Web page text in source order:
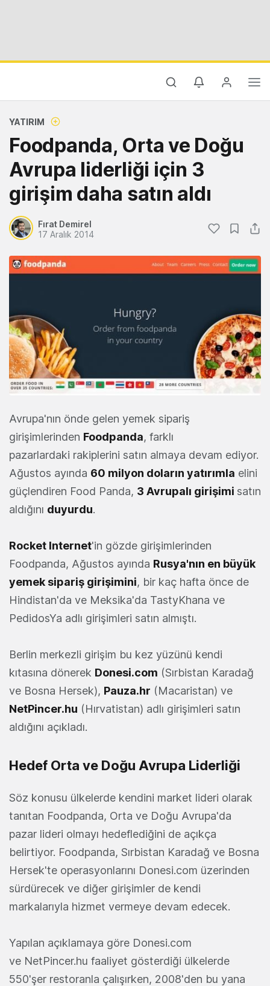
YATIRIM
Foodpanda, Orta ve Doğu
Avrupa liderliği için 3
girişim daha satın aldı
Fırat Demirel
17 Aralık 2014
Avrupa'nın önde gelen yemek sipariş
girişimlerinden Foodpanda, farklı
pazarlardaki rakiplerini satın almaya devam ediyor.
Ağustos ayında 60 milyon doların yatırımla elini
güçlendiren Food Panda, 3 Avrupalı girişimi satın
aldığını duyurdu.
Rocket Internet'in gözde girişimlerinden
Foodpanda, Ağustos ayında Rusya'nın en büyük
yemek sipariş girişimini, bir kaç hafta önce de
Hindistan'da ve Meksika'da TastyKhana ve
PedidosYa adlı girişimleri satın almıştı.
Berlin merkezli girişim bu kez yüzünü kendi
kıtasına dönerek Donesi.com (Sırbistan Karadağ
ve Bosna Hersek), Pauza.hr (Macaristan) ve
NetPincer.hu (Hırvatistan) adlı girişimleri satın
aldığını açıkladı.
Hedef Orta ve Doğu Avrupa Liderliği
Söz konusu ülkelerde kendini market lideri olarak
tanıtan Foodpanda, Orta ve Doğu Avrupa'da
pazar lideri olmayı hedeflediğini de açıkça
belirtiyor. Foodpanda, Sırbistan Karadağ ve Bosna
Hersek'te operasyonlarını Donesi.com üzerinden
sürdürecek ve diğer girişimler de kendi
markalarıyla hizmet vermeye devam edecek.
Yapılan açıklamaya göre Donesi.com
ve NetPincer.hu faaliyet gösterdiği ülkelerde
550'şer restoranla çalışırken, 2008'den bu yana